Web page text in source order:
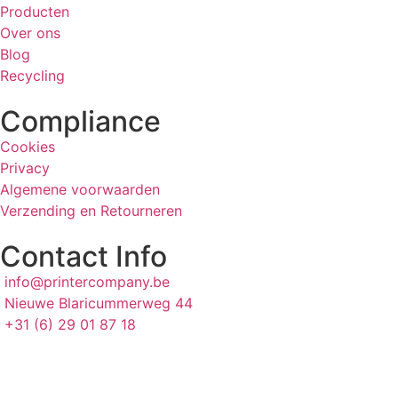
Producten
Over ons
Blog
Recycling
Compliance
Cookies
Privacy
Algemene voorwaarden
Verzending en Retourneren
Contact Info
info@printercompany.be
Nieuwe Blaricummerweg 44
+31 (6) 29 01 87 18